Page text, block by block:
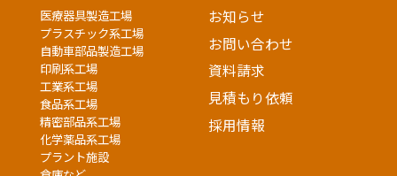
医療器具製造工場
プラスチック系工場
自動車部品製造工場
印刷系工場
工業系工場
食品系工場
精密部品系工場
化学薬品系工場
プラント施設
お知らせ
お問い合わせ
資料請求
見積もり依頼
採用情報